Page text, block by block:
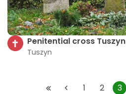
Penitential cross Tuszyn
Tuszyn
1 2 3